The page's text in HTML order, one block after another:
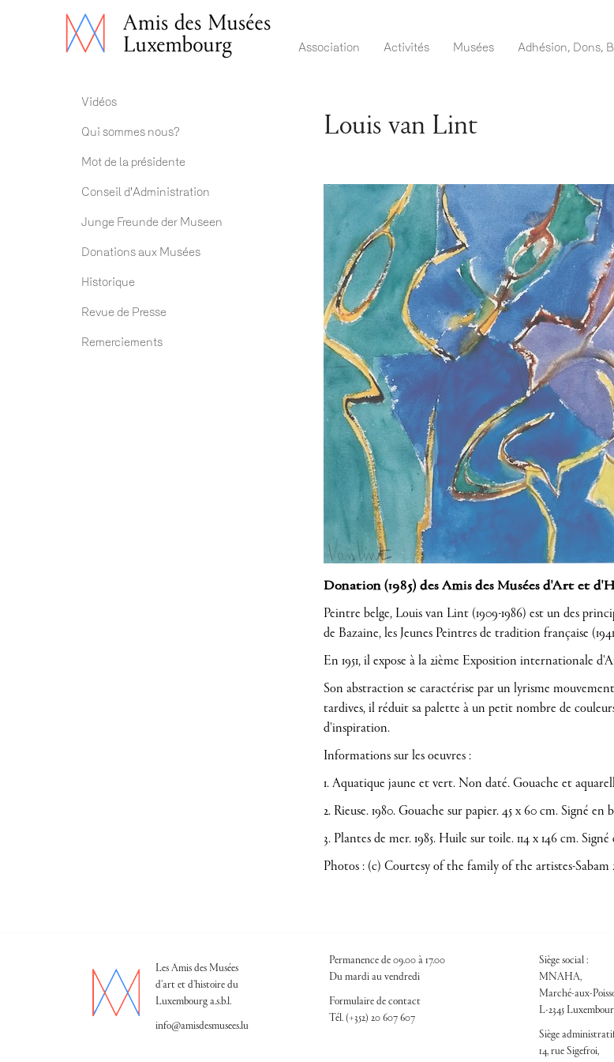
Inhalt
Main navigation DE
Association Activités Musées Adhésion, Dons,
Association ADM
Vidéos
Qui sommes nous?
Mot de la présidente
Conseil d'Administration
Junge Freunde der Museen
Donations aux Musées
Historique
Revue de Presse
Remerciements
Louis van Lint
Donation (1985) des Amis des Musées d'Art et
Peintre belge, Louis van Lint (1909-1986) est un des
de Bazaine, les Jeunes Peintres de tradition française
En 1951, il expose à la 2ième Exposition internationale
Son abstraction se caractérise par un lyrisme
tardives, il réduit sa palette à un petit nombre de
d'inspiration.
Informations sur les oeuvres :
1. Aquatique jaune et vert. Non daté. Gouache et
2. Rieuse. 1980. Gouache sur papier. 45 x 60 cm. Signé en
3. Plantes de mer. 1985. Huile sur toile. 114 x 146 cm.
Photos : (c) Courtesy of the family of the artistes-Sabam
Les Amis des Musées
d'art et d'histoire du
Luxembourg a.s.b.l.
info@amisdesmusees.lu
Permanence de 09.00 à 17.00
Du mardi au vendredi
Formulaire de contact
Tél. (+352) 20 607 607
Siège social :
MNAHA,
Marché-aux-
L-2345
Siège
14, rue Sigefroi,